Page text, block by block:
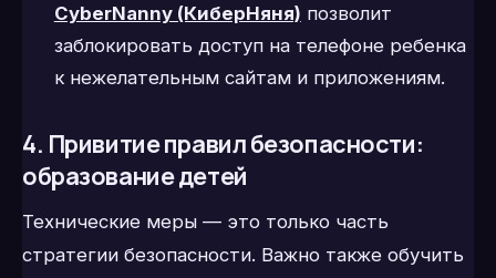
CyberNanny (КиберНяня) позволит
заблокировать доступ на телефоне ребенка
к нежелательным сайтам и приложениям.
4. Привитие правил безопасности:
образование детей
Технические меры — это только часть
стратегии безопасности. Важно также обучить